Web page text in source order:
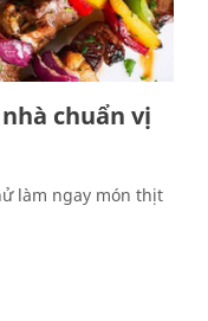
chuẩn vị
làm ngay món thịt